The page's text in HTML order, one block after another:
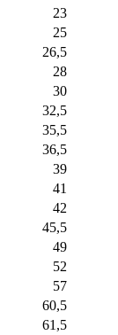
23
25
26,5
28
30
32,5
35,5
36,5
39
41
42
45,5
49
52
57
60,5
61,5